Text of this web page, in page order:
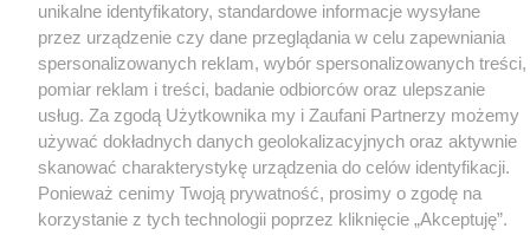
unikalne identyfikatory, standardowe informacje wysyłane
przez urządzenie czy dane przeglądania w celu zapewniania
spersonalizowanych reklam, wybór spersonalizowanych treści,
pomiar reklam i treści, badanie odbiorców oraz ulepszanie
usług. Za zgodą Użytkownika my i Zaufani Partnerzy możemy
używać dokładnych danych geolokalizacyjnych oraz aktywnie
skanować charakterystykę urządzenia do celów identyfikacji.
Ponieważ cenimy Twoją prywatność, prosimy o zgodę na
korzystanie z tych technologii poprzez kliknięcie „Akceptuję”.